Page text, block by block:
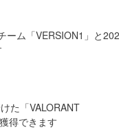
ーム「VERSION1」と
た「VALORANT
得できます